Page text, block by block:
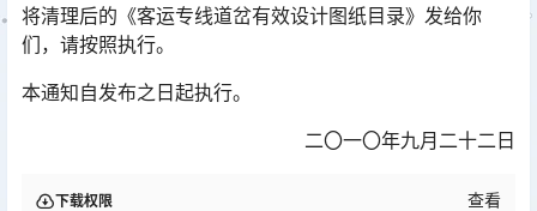
将清理后的《客运专线道岔有效设计图纸目录》发给你
们，请按照执行。󠅅󠅃󠄵󠅂󠄪󠇖󠆨󠆨󠇕󠆞󠆒󠅬󠇘󠆭󠆘󠇙󠆝󠅵󠇗󠆭󠆁󠄐󠇗󠅹󠅸󠇖󠆍󠅳󠇖󠅹󠅰󠇖󠆌󠅹
本通知自发布之日起执行。
二〇一〇年九月二十二日
下载权限 查看